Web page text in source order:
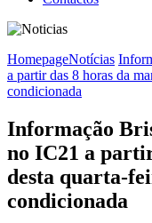
HomepageNotícias
a partir das 8 horas da
condicionada
Informação
no IC21 a
desta quarta-
condicionada